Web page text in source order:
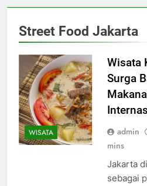
Street Food Jakarta
WISATA
Wisata
Surga
admin
mins
Jakarta
sebagai